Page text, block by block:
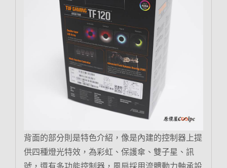
背面的部分則是特色介紹，像是內建的控制器上提
供四種燈光特效，為彩虹、保護傘、雙子星、訊